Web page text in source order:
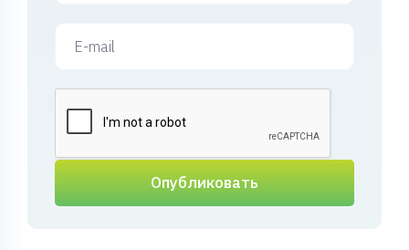
Опубликовать